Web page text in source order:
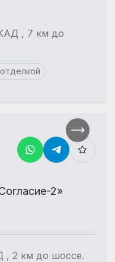
, 7 км до
2»
, 2 км до шоссе.